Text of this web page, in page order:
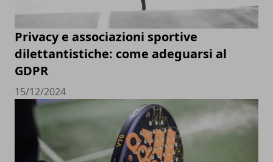
Privacy e associazioni sportive
dilettantistiche: come adeguarsi al
GDPR
15/12/2024